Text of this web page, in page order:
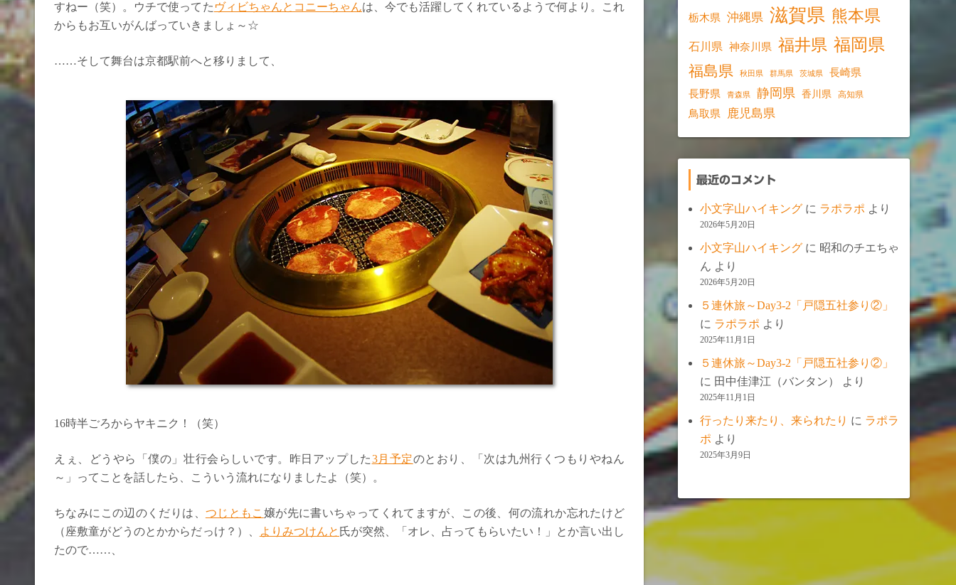
すねー（笑）。ウチで使ってた ヴィビちゃんとコニーちゃんは、今でも活躍してくれているようで何より。これ
からもお互いがんばっていきましょ～☆
……そして舞台は京都駅前へと移りまして、
16時半ごろからヤキニク！（笑）
えぇ、どうやら「僕の」壮行会らしいです。昨日アップした3月予定のとおり、「次は九州行くつもりやねん
～」ってことを話したら、こういう流れになりましたよ（笑）。
ちなみにこの辺のくだりは、 つじともこ 嬢が先に書いちゃってくれてますが、この後、何の流れか忘れたけど
（座敷童がどうのとかからだっけ？）、
よりみつけんと 氏が突然、「オレ、占ってもらいたい！」とか言い出し
たので……、
栃木県 沖縄県 滋賀県 熊本県
石川県 神奈川県 福井県 福岡県
福島県 秋田県 群馬県 茨城県 長崎県
長野県 青森県 静岡県 香川県 高知県
鳥取県 鹿児島県
最近のコメント
小文字山ハイキング に ラポラポ より
2026年5月20日
小文字山ハイキング に 昭和のチエちゃ
ん より
2026年5月20日
５連休旅～Day3-2「戸隠五社参り②」
に ラポラポ より
2025年11月1日
５連休旅～Day3-2「戸隠五社参り②」
に 田中佳津江（バンタン） より
2025年11月1日
行ったり来たり、来られたり に ラポラ
ポ より
2025年3月9日